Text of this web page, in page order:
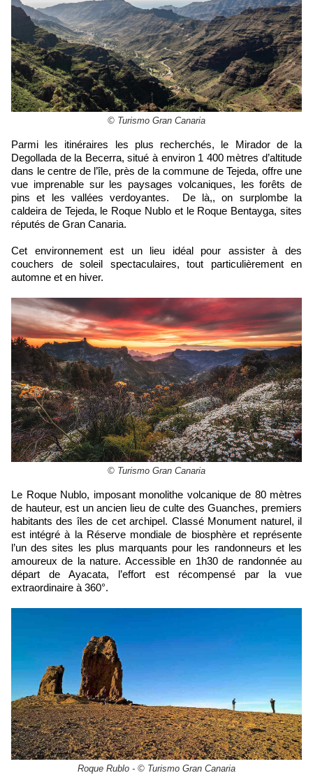
© Turismo Gran Canaria
Parmi les itinéraires les plus recherchés, le Mirador de la
Degollada de la Becerra, situé à environ 1 400 mètres d’altitude
dans le centre de l’île, près de la commune de Tejeda, offre une
vue imprenable sur les paysages volcaniques, les forêts de
pins et les vallées verdoyantes. De là,, on surplombe la
caldeira de Tejeda, le Roque Nublo et le Roque Bentayga, sites
réputés de Gran Canaria.
Cet environnement est un lieu idéal pour assister à des
couchers de soleil spectaculaires, tout particulièrement en
automne et en hiver.
© Turismo Gran Canaria
Le Roque Nublo, imposant monolithe volcanique de 80 mètres
de hauteur, est un ancien lieu de culte des Guanches, premiers
habitants des îles de cet archipel. Classé Monument naturel, il
est intégré à la Réserve mondiale de biosphère et représente
l’un des sites les plus marquants pour les randonneurs et les
amoureux de la nature. Accessible en 1h30 de randonnée au
départ de Ayacata, l’effort est récompensé par la vue
extraordinaire à 360°.
Roque Rublo - © Turismo Gran Canaria